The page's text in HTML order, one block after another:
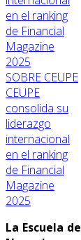
SOBRE CEUPE
CEUPE
consolida su
liderazgo
internacional
en el ranking
de Financial
Magazine
2025
La Escuela de